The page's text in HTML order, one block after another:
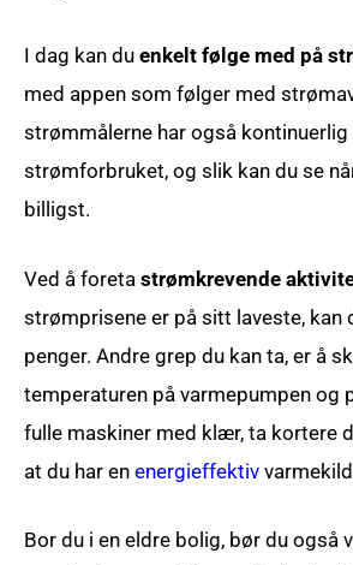
I dag kan duenkelt følge med på
med appen som følger med
strømmålerne har også kontinuerlig
strømforbruket, og slik kan du se
billigst.
Ved å foretastrømkrevende
strømprisene er på sitt laveste, kan
penger. Andre grep du kan ta, er å
temperaturen på varmepumpen og
fulle maskiner med klær, ta kortere
at du har enenergieffektiv
Bor du i en eldre bolig, bør du også